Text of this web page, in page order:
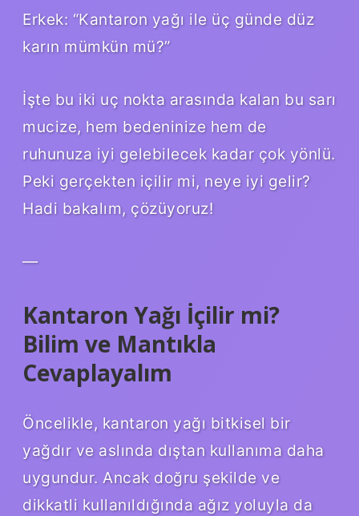
Erkek: “Kantaron yağı ile üç günde düz
karın mümkün mü?”
İşte bu iki uç nokta arasında kalan bu sarı
mucize, hem bedeninize hem de
ruhunuza iyi gelebilecek kadar çok yönlü.
Peki gerçekten içilir mi, neye iyi gelir?
Hadi bakalım, çözüyoruz!
—
Kantaron Yağı İçilir mi?
Bilim ve Mantıkla
Cevaplayalım
Öncelikle, kantaron yağı bitkisel bir
yağdır ve aslında dıştan kullanıma daha
uygundur. Ancak doğru şekilde ve
dikkatli kullanıldığında ağız yoluyla da